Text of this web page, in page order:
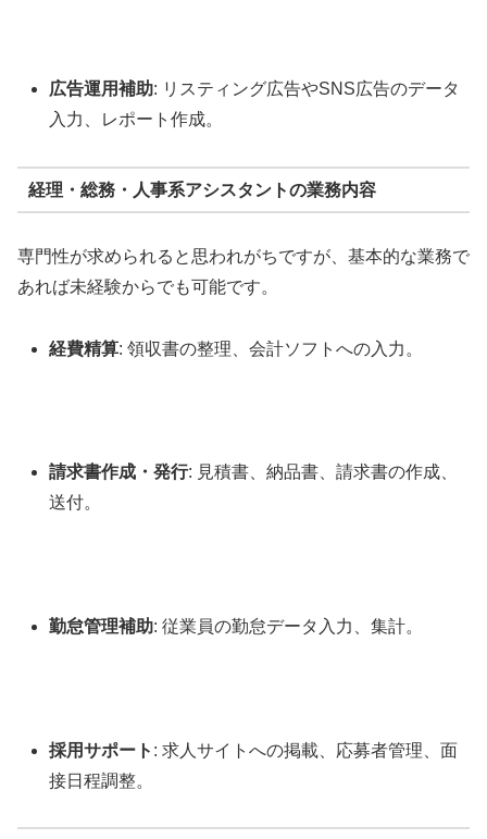
広告運用補助: リスティング広告やSNS広告のデータ
入力、レポート作成。
経理・総務・人事系アシスタントの業務内容
専門性が求められると思われがちですが、基本的な業務で
あれば未経験からでも可能です。
経費精算: 領収書の整理、会計ソフトへの入力。
請求書作成・発行: 見積書、納品書、請求書の作成、
送付。
勤怠管理補助: 従業員の勤怠データ入力、集計。
採用サポート : 求人サイトへの掲載、応募者管理、面
接日程調整。